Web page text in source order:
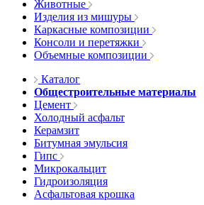
Животные
Изделия из мишуры
Каркасные композиции
Консоли и перетяжки
Объемные композиции
Каталог
Общестроительные материалы
Цемент
Холодный асфальт
Керамзит
Битумная эмульсия
Гипс
Микрокальцит
Гидроизоляция
Асфальтовая крошка